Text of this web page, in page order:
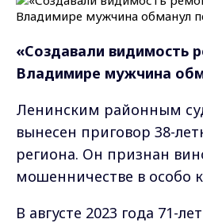
«Создавали видимость
Владимире мужчина
Ленинским районным
вынесен приговор 38-
региона. Он признан
мошенничестве в особо
В августе 2023 года 71-